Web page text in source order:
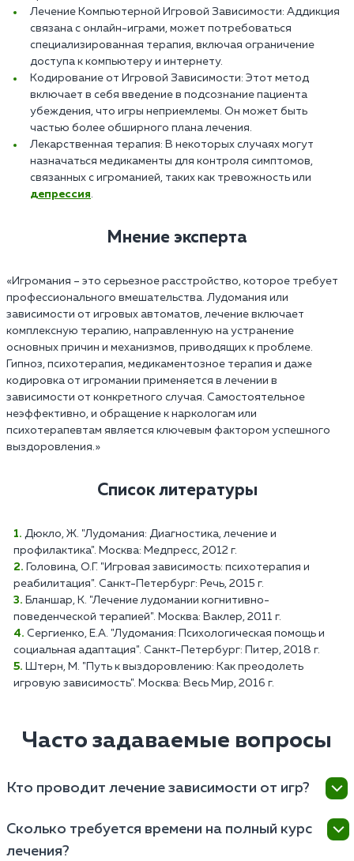
Лечение Компьютерной Игровой Зависимости: Аддикция
связана с онлайн-играми, может потребоваться
специализированная терапия, включая ограничение
доступа к компьютеру и интернету.
Кодирование от Игровой Зависимости: Этот метод
включает в себя введение в подсознание пациента
убеждения, что игры неприемлемы. Он может быть
частью более обширного плана лечения.
Лекарственная терапия: В некоторых случаях могут
назначаться медикаменты для контроля симптомов,
связанных с игроманией, таких как тревожность или
депрессия.
Мнение эксперта
«Игромания – это серьезное расстройство, которое требует
профессионального вмешательства. Лудомания или
зависимости от игровых автоматов, лечение включает
комплексную терапию, направленную на устранение
основных причин и механизмов, приводящих к проблеме.
Гипноз, психотерапия, медикаментозное терапия и даже
кодировка от игромании применяется в лечении в
зависимости от конкретного случая. Самостоятельное
неэффективно, и обращение к наркологам или
психотерапевтам является ключевым фактором успешного
выздоровления.»
Список литературы
Дюкло, Ж. "Лудомания: Диагностика, лечение и
профилактика". Москва: Медпресс, 2012 г.
Головина, О.Г. "Игровая зависимость: психотерапия и
реабилитация". Санкт-Петербург: Речь, 2015 г.
Бланшар, К. "Лечение лудомании когнитивно-
поведенческой терапией". Москва: Ваклер, 2011 г.
Сергиенко, Е.А. "Лудомания: Психологическая помощь и
социальная адаптация". Санкт-Петербург: Питер, 2018 г.
Штерн, М. "Путь к выздоровлению: Как преодолеть
игровую зависимость". Москва: Весь Мир, 2016 г.
Часто задаваемые вопросы
Кто проводит лечение зависимости от игр?
имеющие опыт работы с различными формами
поведенческих зависимостей.
Сколько требуется времени на полный курс
лечения?